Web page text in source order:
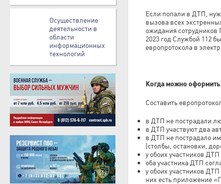
Осуществление
деятельности в
области
информационных
технологий
Если попали в ДТП,
вызова всех
ожидания сотрудников
2023 год Службой 112
европротокола в
Когда можно
Составить
в ДТП не пострадали
в ДТП участвуют два
в ДТП не пострадало
(столбы, остановки,
у обоих участников
оба участника ДТП
у обоих участников
них есть приложение